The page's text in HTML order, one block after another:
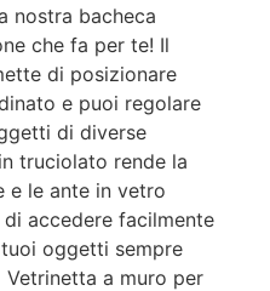
nostra bacheca
che fa per te! Il
di posizionare
e puoi regolare
di diverse
truciolato rende la
e le ante in vetro
accedere facilmente
oggetti sempre
a muro per